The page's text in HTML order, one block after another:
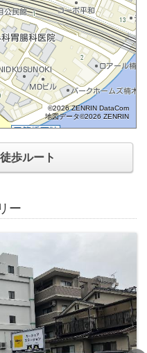
©2026 ZENRIN DataCom
地図データ©2026 ZENRIN
歩ルート
ー